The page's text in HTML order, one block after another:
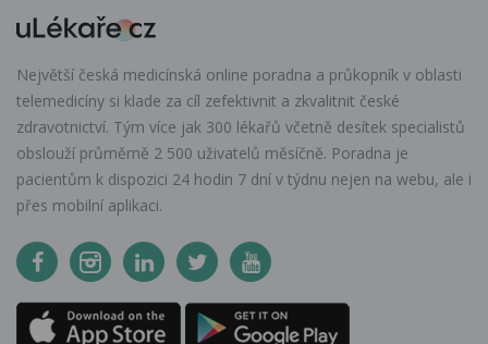
Největší česká medicínská online poradna a průkopník v oblasti
telemedicíny si klade za cíl zefektivnit a zkvalitnit české
zdravotnictví. Tým více jak 300 lékařů včetně desítek specialistů
obslouží průměrně 2 500 uživatelů měsíčně. Poradna je
pacientům k dispozici 24 hodin 7 dní v týdnu nejen na webu, ale i
přes mobilní aplikaci.